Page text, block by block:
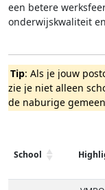
een betere
onderwijskwaliteit
Tip: Als je jouw
zie je niet alleen
de naburige
School